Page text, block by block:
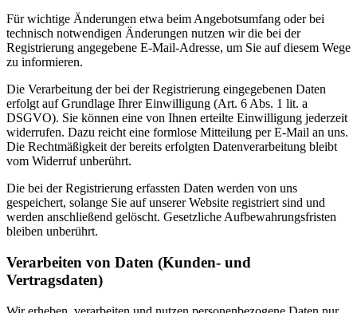
Für wichtige Änderungen etwa beim Angebotsumfang oder bei
technisch notwendigen Änderungen nutzen wir die bei der
Registrierung angegebene E-Mail-Adresse, um Sie auf diesem Wege
zu informieren.
Die Verarbeitung der bei der Registrierung eingegebenen Daten
erfolgt auf Grundlage Ihrer Einwilligung (Art. 6 Abs. 1 lit. a
DSGVO). Sie können eine von Ihnen erteilte Einwilligung jederzeit
widerrufen. Dazu reicht eine formlose Mitteilung per E-Mail an uns.
Die Rechtmäßigkeit der bereits erfolgten Datenverarbeitung bleibt
vom Widerruf unberührt.
Die bei der Registrierung erfassten Daten werden von uns
gespeichert, solange Sie auf unserer Website registriert sind und
werden anschließend gelöscht. Gesetzliche Aufbewahrungsfristen
bleiben unberührt.
Verarbeiten von Daten (Kunden- und
Vertragsdaten)